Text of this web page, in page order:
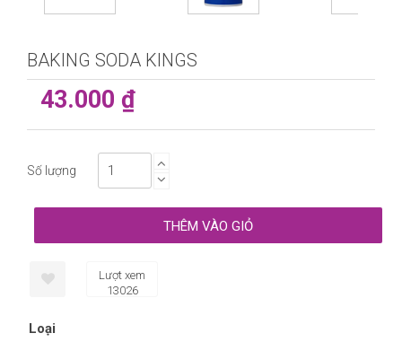
BAKING SODA KINGS
43.000 ₫
Số lượng
Lượt xem
13026
Loại